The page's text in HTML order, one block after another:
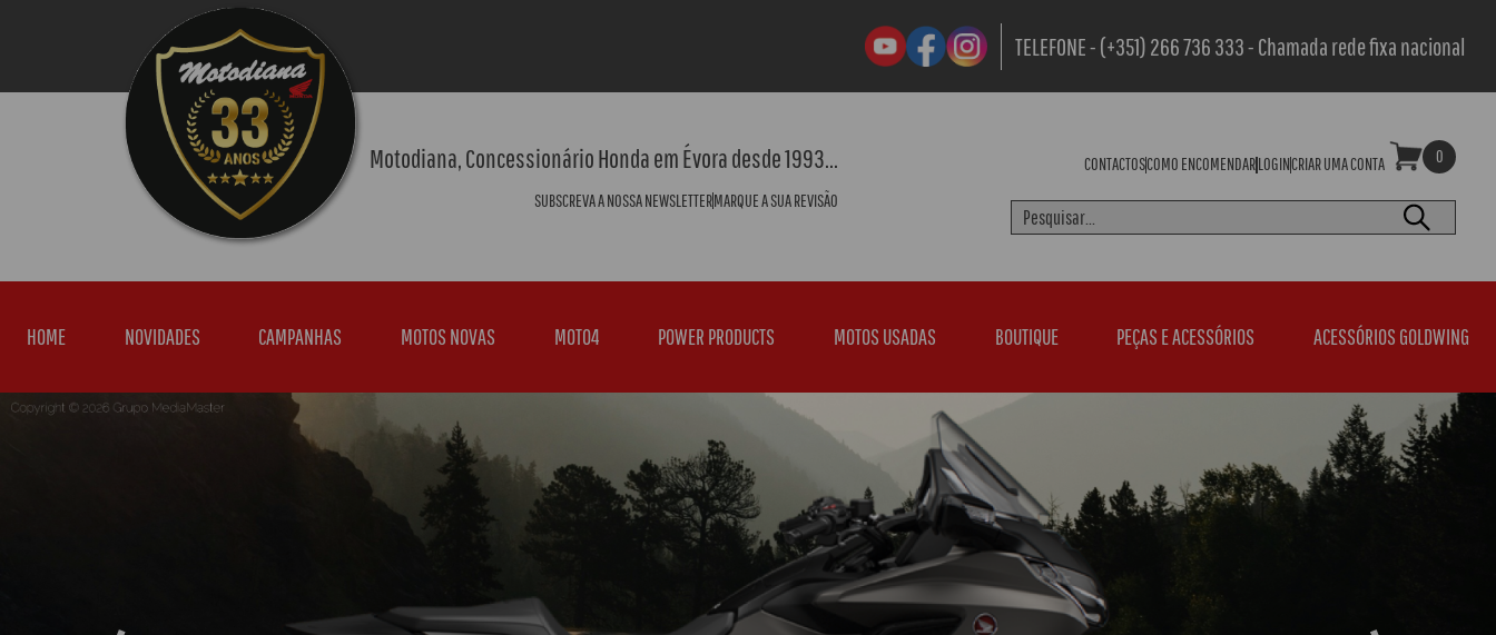
TELEFONE - (+351) 266 736 333 - Chamada rede fixa nacional
Motodiana, Concessionário Honda em Évora desde 1993...
SUBSCREVA A NOSSA NEWSLETTERMARQUE A SUA REVISÃO
CONTACTOSCOMO ENCOMENDARLOGINCRIAR UMA CONTA 0
HOME NOVIDADES CAMPANHAS MOTOS NOVAS MOTO4 POWER PRODUCTS MOTOS USADAS BOUTIQUE PEÇAS E ACESSÓRIOS ACESSÓRIOS GOLDWING